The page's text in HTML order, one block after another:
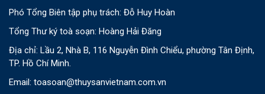
Phó Tổng Biên tập phụ trách: Đỗ Huy Hoàn
Tổng Thư ký toà soạn: Hoàng Hải Đăng
Địa chỉ: Lầu 2, Nhà B, 116 Nguyễn Đình Chiểu, phường Tân Định,
TP. Hồ Chí Minh.
Email: toasoan@thuysanvietnam.com.vn